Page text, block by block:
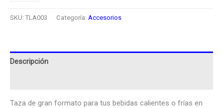
cantidad
SKU: TLA003 Categoría: Accesorios
Descripción
Taza de gran formato para tus bebidas calientes o frías en